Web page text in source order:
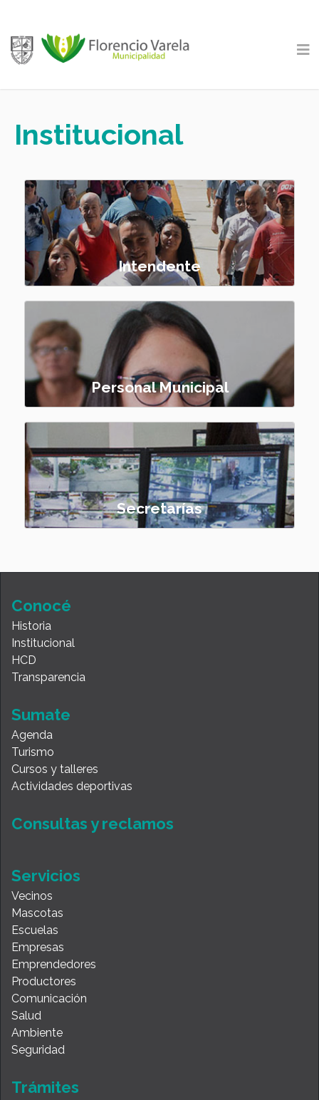
Institucional
Intendente
Personal Municipal
Secretarías
Conocé
Historia
Institucional
HCD
Transparencia
Sumate
Agenda
Turismo
Cursos y talleres
Actividades deportivas
Consultas y reclamos
Servicios
Vecinos
Mascotas
Escuelas
Empresas
Emprendedores
Productores
Comunicación
Salud
Ambiente
Seguridad
Trámites